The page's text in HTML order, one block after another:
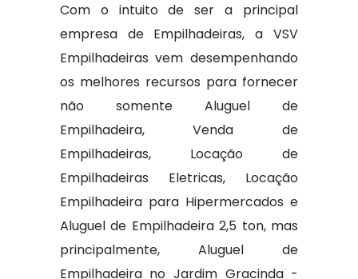
Com o intuito de ser a principal
empresa de Empilhadeiras, a VSV
Empilhadeiras vem desempenhando
os melhores recursos para fornecer
não somente Aluguel de
Empilhadeira, Venda de
Empilhadeiras, Locação de
Empilhadeiras Eletricas, Locação
Empilhadeira para Hipermercados e
Aluguel de Empilhadeira 2,5 ton, mas
principalmente, Aluguel de
Empilhadeira no Jardim Gracinda -